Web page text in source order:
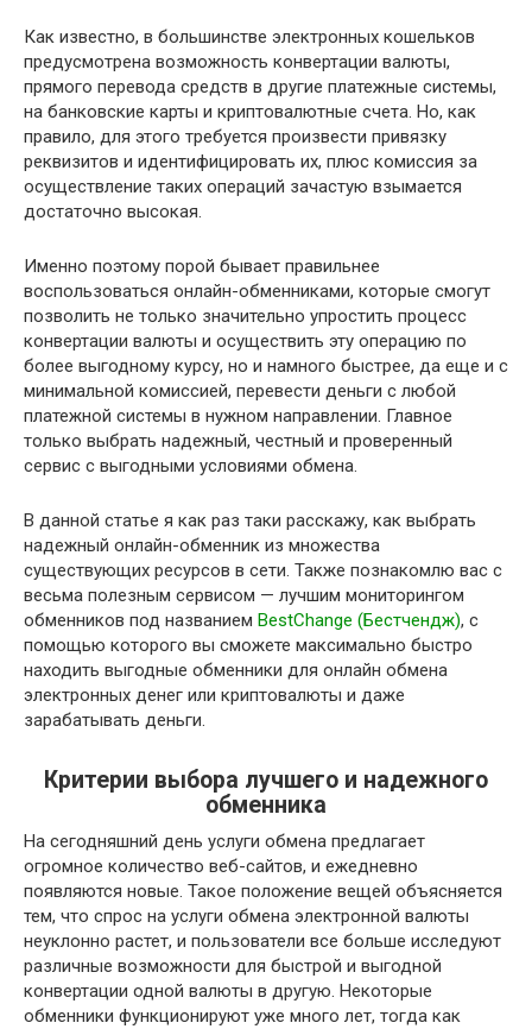
Как известно, в большинстве электронных кошельков
предусмотрена возможность конвертации валюты,
прямого перевода средств в другие платежные системы,
на банковские карты и криптовалютные счета. Но, как
правило, для этого требуется произвести привязку
реквизитов и идентифицировать их, плюс комиссия за
осуществление таких операций зачастую взымается
достаточно высокая.
Именно поэтому порой бывает правильнее
воспользоваться онлайн-обменниками, которые смогут
позволить не только значительно упростить процесс
конвертации валюты и осуществить эту операцию по
более выгодному курсу, но и намного быстрее, да еще и с
минимальной комиссией, перевести деньги с любой
платежной системы в нужном направлении. Главное
только выбрать надежный, честный и проверенный
сервис с выгодными условиями обмена.
В данной статье я как раз таки расскажу, как выбрать
надежный онлайн-обменник из множества
существующих ресурсов в сети. Также познакомлю вас с
весьма полезным сервисом — лучшим мониторингом
обменников под названием BestChange (Бестчендж), с
помощью которого вы сможете максимально быстро
находить выгодные обменники для онлайн обмена
электронных денег или криптовалюты и даже
зарабатывать деньги.
Критерии выбора лучшего и надежного
обменника
На сегодняшний день услуги обмена предлагает
огромное количество веб-сайтов, и ежедневно
появляются новые. Такое положение вещей объясняется
тем, что спрос на услуги обмена электронной валюты
неуклонно растет, и пользователи все больше исследуют
различные возможности для быстрой и выгодной
конвертации одной валюты в другую. Некоторые
обменники функционируют уже много лет, тогда как